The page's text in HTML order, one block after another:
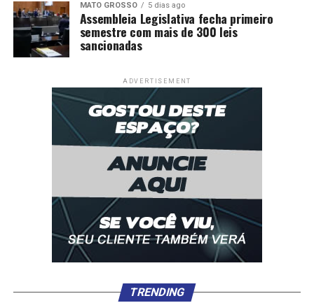
Dengue: 21 cidades paulistas decretam situação de
MATO GROSSO 5 dias ago
Assembleia Legislativa fecha primeiro
semestre com mais de 300 leis
sancionadas
ADVERTISEMENT
TRENDING